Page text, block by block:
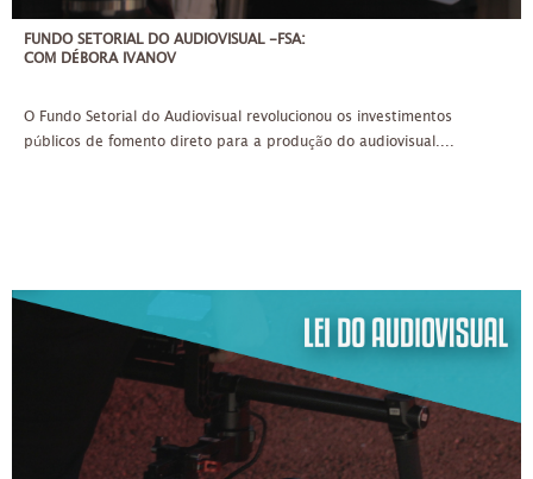
FUNDO SETORIAL DO AUDIOVISUAL -FSA:
COM DÉBORA IVANOV
O Fundo Setorial do Audiovisual revolucionou os investimentos
públicos de fomento direto para a produção do audiovisual....